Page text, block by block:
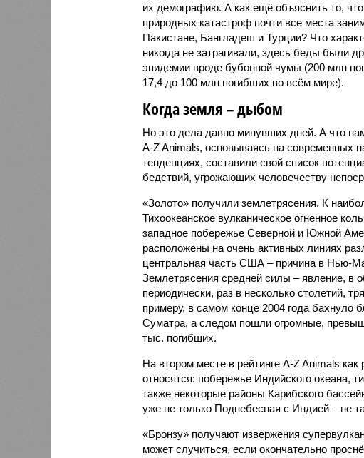
их демографию. А как ещё объяснить то,
природных катастроф почти все места
Пакистане, Бангладеш и Турции? Что
никогда не затрагивали, здесь беды были
эпидемии вроде бубонной чумы (200 млн
17,4 до 100 млн погибших во всём мире).
Когда земля – дыбом
Но это дела давно минувших дней. А что
A-Z Animals, основываясь на современных
тенденциях, составили свой список
бедствий, угрожающих человечеству
«Золото» получили землетрясения. К
Тихоокеанское вулканическое огненное
западное побережье Северной и Южной
расположены на очень активных линиях
центральная часть США – причина в Нью-
Землетрясения средней силы – явление, в
периодически, раз в несколько столетий,
примеру, в самом конце 2004 года бахнуло
Суматра, а следом пошли огромные,
тыс. погибших.
На втором месте в рейтинге A-Z Animals
относятся: побережье Индийского океана,
также некоторые районы Карибского
уже не только Поднебесная с Индией – не
«Бронзу» получают извержения
может случиться, если окончательно